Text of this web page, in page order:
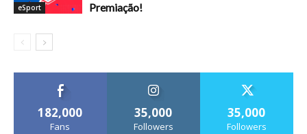
eSport
Premiação!
182,000
Fans
35,000
Followers
35,000
Followers